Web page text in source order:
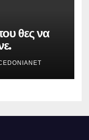
θες να